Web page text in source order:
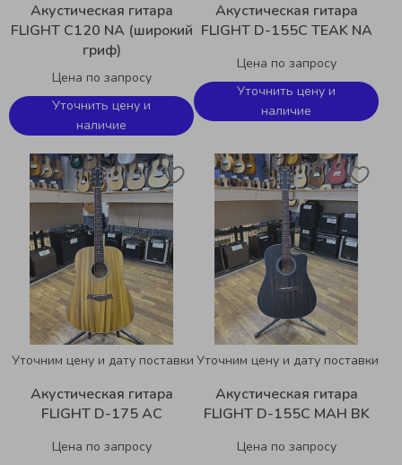
Акустическая гитара
FLIGHT C120 NA (широкий
гриф)
Цена по запросу
Уточнить цену и
наличие
Акустическая гитара
FLIGHT D-155C TEAK NA
Цена по запросу
Уточнить цену и
наличие
Уточним цену и дату поставки
Акустическая гитара
FLIGHT D-175 AC
Цена по запросу
Уточним цену и дату поставки
Акустическая гитара
FLIGHT D-155C MAH BK
Цена по запросу